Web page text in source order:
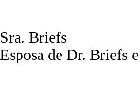
Sra. Briefs
Esposa de Dr. Briefs